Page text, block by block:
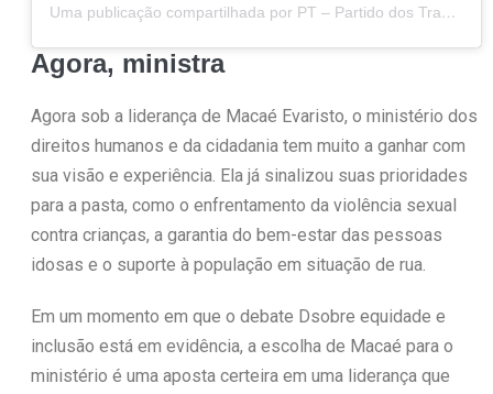
Uma publicação compartilhada por PT – Partido dos Trabalhadores (@ptbrasil)
Agora, ministra
Agora sob a liderança de Macaé Evaristo, o ministério dos
direitos humanos e da cidadania tem muito a ganhar com
sua visão e experiência. Ela já sinalizou suas prioridades
para a pasta, como o enfrentamento da violência sexual
contra crianças, a garantia do bem-estar das pessoas
idosas e o suporte à população em situação de rua.
Em um momento em que o debate Dsobre equidade e
inclusão está em evidência, a escolha de Macaé para o
ministério é uma aposta certeira em uma liderança que